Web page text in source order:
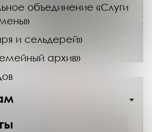
объединение «Слуги
и сельдерей»
архив»
выставке «Когда компьютеры